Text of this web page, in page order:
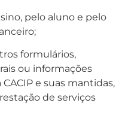
pelo aluno e pelo
formulários,
ou informações
e suas mantidas,
de serviços